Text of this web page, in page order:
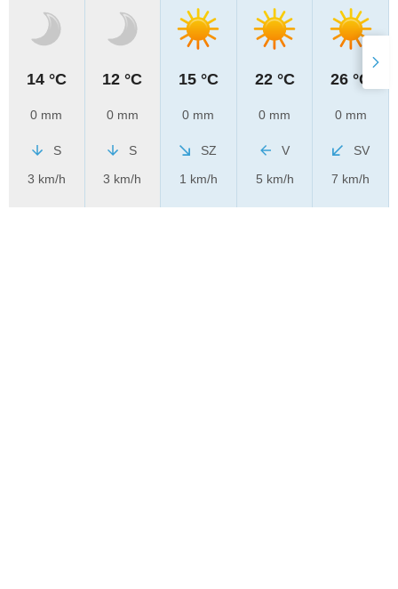
14 °C
0 mm
S
3 km/h
12 °C
0 mm
S
3 km/h
15 °C
0 mm
SZ
1 km/h
22 °C
0 mm
V
5 km/h
26 °C
0 mm
SV
7 km/h